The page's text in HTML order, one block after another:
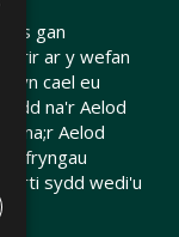
gan
ar y wefan
yn cael eu
na'r Aelod
/ na;r Aelod
gyfryngau
sydd wedi'u